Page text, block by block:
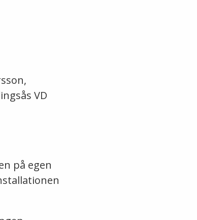
VD
på egen